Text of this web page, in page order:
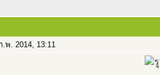
.พ. 2014, 13:11